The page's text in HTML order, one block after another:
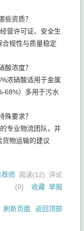
些资质？
营许可证、安全生
规性与质量稳定
酸浓度？
浓硝酸适用于金属
68%）多用于污水
殊要求？
专业物流团队，并
物运输的建议
荐师 阅读(12) 评论
(0) 收藏 举报
刷新页面 返回顶部